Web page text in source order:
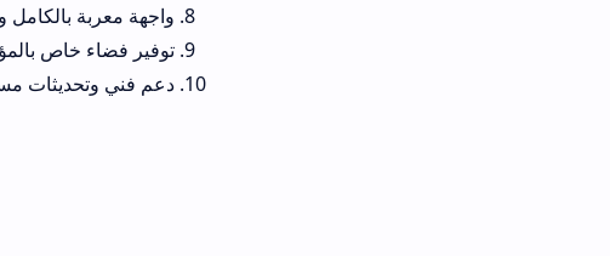
واجهة معربة بالكامل ومترجمة
توفير فضاء خاص بالمؤسسات والهيئات
دعم فني وتحديثات مستمرة تضمن